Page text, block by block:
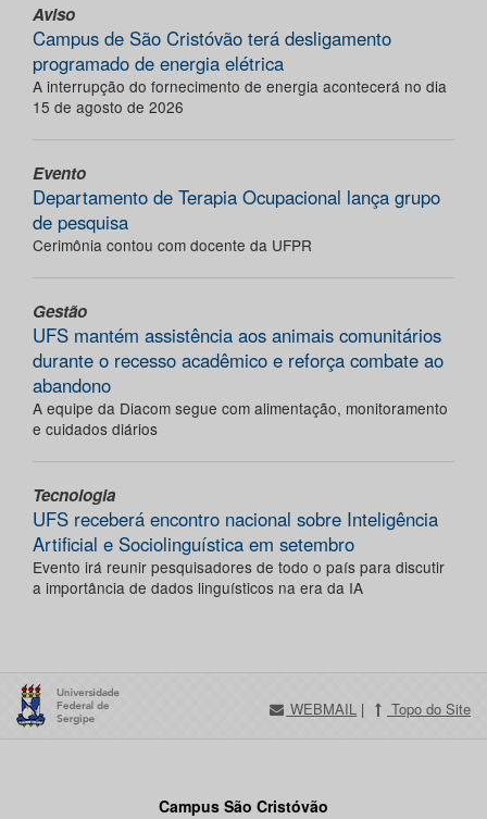
Aviso
Campus de São Cristóvão terá desligamento
programado de energia elétrica
A interrupção do fornecimento de energia acontecerá no dia
15 de agosto de 2026
Evento
Departamento de Terapia Ocupacional lança grupo
de pesquisa
Cerimônia contou com docente da UFPR
Gestão
UFS mantém assistência aos animais comunitários
durante o recesso acadêmico e reforça combate ao
abandono
A equipe da Diacom segue com alimentação, monitoramento
e cuidados diários
Tecnologia
UFS receberá encontro nacional sobre Inteligência
Artificial e Sociolinguística em setembro
Evento irá reunir pesquisadores de todo o país para discutir
a importância de dados linguísticos na era da IA
WEBMAIL | Topo do Site
Campus São Cristóvão